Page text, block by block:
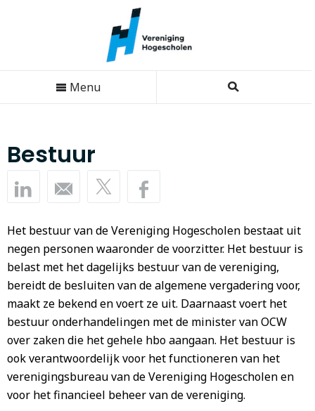
Menu
Bestuur
Het bestuur van de Vereniging Hogescholen bestaat uit
negen personen waaronder de voorzitter. Het bestuur is
belast met het dagelijks bestuur van de vereniging,
bereidt de besluiten van de algemene vergadering voor,
maakt ze bekend en voert ze uit. Daarnaast voert het
bestuur onderhandelingen met de minister van OCW
over zaken die het gehele hbo aangaan. Het bestuur is
ook verantwoordelijk voor het functioneren van het
verenigingsbureau van de Vereniging Hogescholen en
voor het financieel beheer van de vereniging.